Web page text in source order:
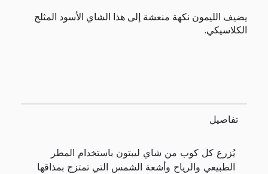
يضيف الليمون نكهة منعشة إلى هذا الشاي الأسود المثلج
الكلاسيكي.
تفاصيل
يُزرع كل كوب من شاي ليبتون باستخدام المطر
الطبيعي والرياح وأشعة الشمس التي تمتزج بمذاقها